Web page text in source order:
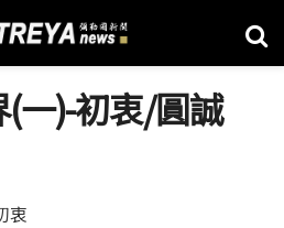
一)-初衷/圓誠
衷